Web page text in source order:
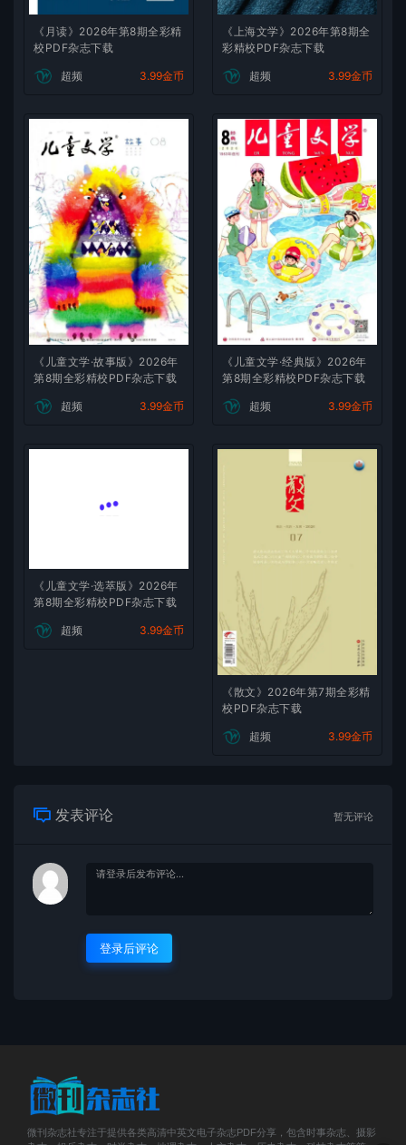
《月读》2026年第8期全彩精
校PDF杂志下载
超频 3.99金币
《上海文学》2026年第8期全
彩精校PDF杂志下载
超频 3.99金币
《儿童文学·故事版》2026年
第8期全彩精校PDF杂志下载
超频 3.99金币
《儿童文学·经典版》2026年
第8期全彩精校PDF杂志下载
超频 3.99金币
《儿童文学·选萃版》2026年
第8期全彩精校PDF杂志下载
超频 3.99金币
《散文》2026年第7期全彩精
校PDF杂志下载
超频 3.99金币
发表评论 暂无评论
登录后评论
微刊杂志社专注于提供各类高清中英文电子杂志PDF分享，包含时事杂志、摄影